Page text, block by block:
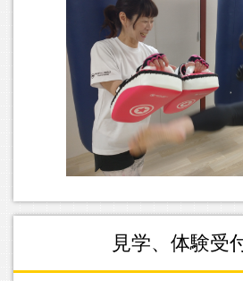
クラス紹介のページにも記載しまし
すがキッズクラス若干名の新規募集
男の子、女の子に限らず、キッズの
い合わせをいただくことが多いので
子たちが長く続けてくれていて空き
です。今回も女の子のみ若干名とい
興味のある方はお問い合わせください
入会金無料のキャンペーンを実施いた
TRYNAS、オープンの月でございま
ちまして2周年となります。 という
見学、体験受